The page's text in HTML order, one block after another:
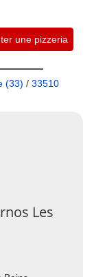
une pizzeria
(33) / 33510
Les